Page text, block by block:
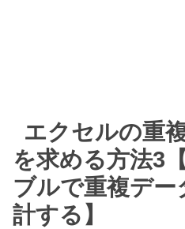
エクセルの重
を求める方法3
ブルで重複デ
計する】